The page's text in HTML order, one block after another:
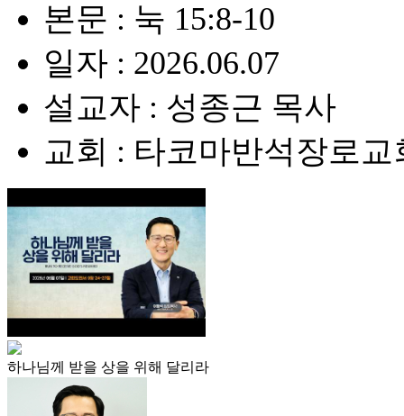
본문 : 눅 15:8-10
일자 : 2026.06.07
설교자 : 성종근 목사
교회 : 타코마반석장로교
하나님께 받을 상을 위해 달리라